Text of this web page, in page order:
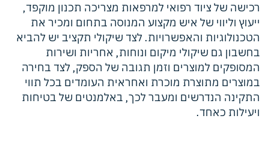
רכישה של ציוד רפואי למרפאות מצריכה תכנון מוקפד,
ייעוץ וליווי של איש מקצוע המנוסה בתחום ומכיר את
הטכנולוגיות והאפשרויות. לצד שיקולי תקציב יש להביא
בחשבון גם שיקולי מיקום ונוחות, אחריות ושירות
המסופקים למוצרים וזמן תגובה של הספק, לצד בחירה
במוצרים מתוצרת מוכרת ואחראית העומדים בכל תווי
התקינה הנדרשים ומעבר לכך, באלמנטים של בטיחות
ויעילות כאחד.